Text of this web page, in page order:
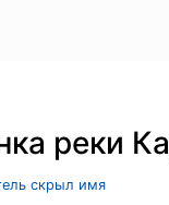
реки
скрыл имя